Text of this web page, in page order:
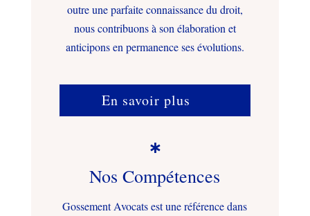
outre une parfaite connaissance du droit,
nous contribuons à son élaboration et
anticipons en permanence ses évolutions.
En savoir plus

Nos Compétences
Gossement Avocats est une référence dans